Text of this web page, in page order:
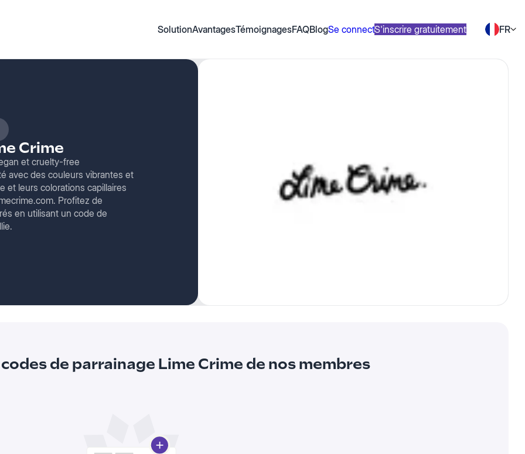
SolutionAvantagesTémoignagesFAQBlogSe connecterS'inscrire gratuitement FR
Crime
et cruelty-free
avec des couleurs vibrantes et
et leurs colorations capillaires
Profitez de
en utilisant un code de
de parrainage Lime Crime de nos membres